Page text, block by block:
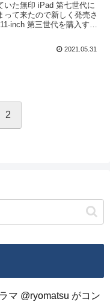
いた無印 iPad 第七世代に
って来たので新しく発売さ
inch 第三世代を購入する
載したモデルで処理速...
2021.05.31
2
マ @ryomatsu がコン